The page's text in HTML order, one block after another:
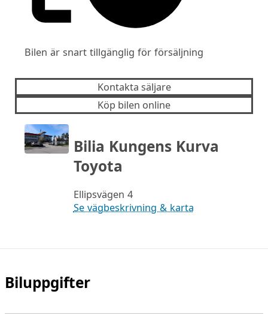
Bilen är snart tillgänglig för försäljning
Kontakta säljare
Köp bilen online
Bilia Kungens Kurva
Toyota
Ellipsvägen 4
Se vägbeskrivning & karta
Biluppgifter